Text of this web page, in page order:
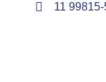
11